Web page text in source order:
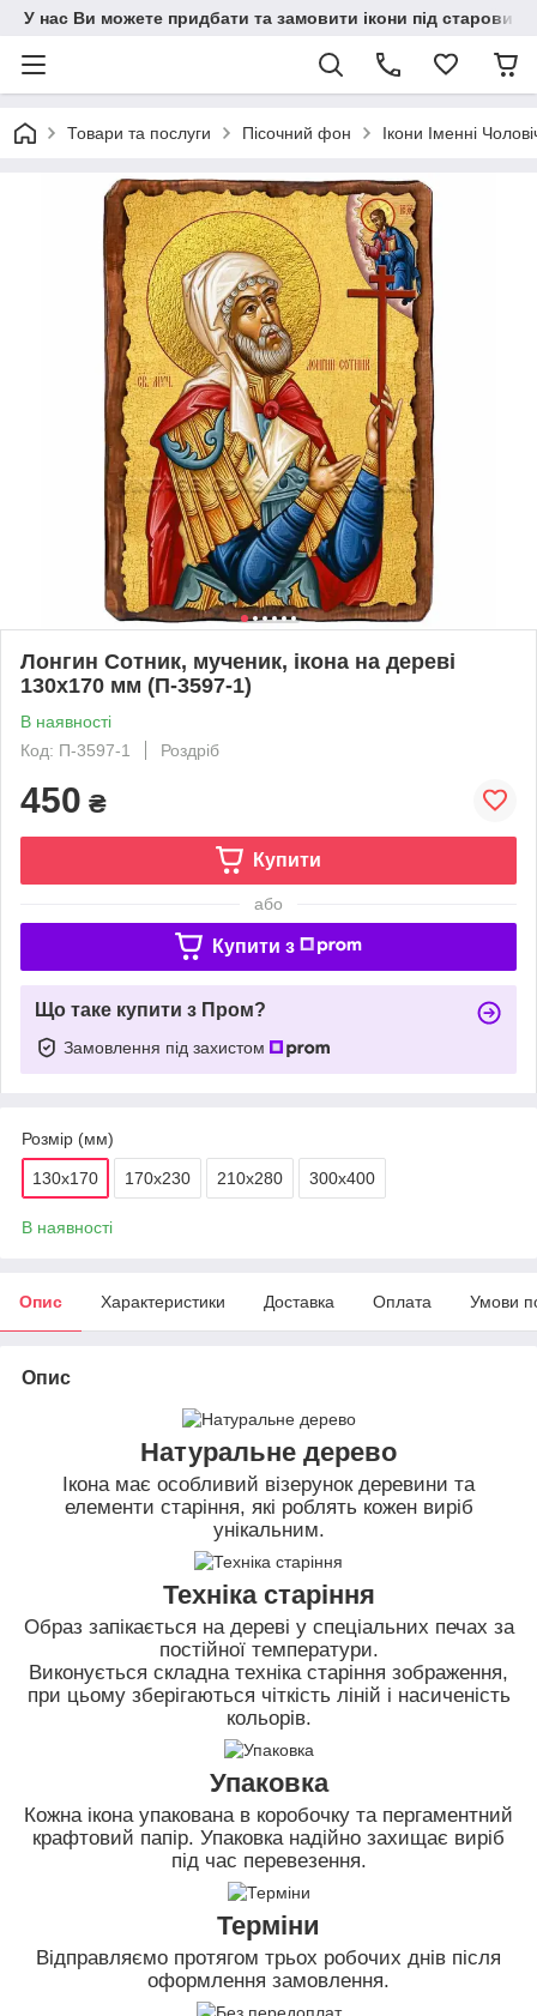
У нас Ви можете придбати та замовити ікони під
Товари та послуги Пісочний фон Ікони Іменні
Лонгин Сотник, мученик, ікона на дереві
130х170 мм (П-3597-1)
В наявності
Код: П-3597-1
Роздріб
450 ₴
Купити
або
Купити з
Що таке купити з Пром?
Замовлення під захистом
Розмір (мм)
130х170 170х230 210х280 300х400
В наявності
Опис Характеристики Доставка Оплата Умови
Опис
Натуральне дерево
Ікона має особливий візерунок деревини та
елементи старіння, які роблять кожен виріб
унікальним.
Техніка старіння
Образ запікається на дереві у спеціальних печах за
постійної температури.
Виконується складна техніка старіння зображення,
при цьому зберігаються чіткість ліній і насиченість
кольорів.
Упаковка
Кожна ікона упакована в коробочку та пергаментний
крафтовий папір. Упаковка надійно захищає виріб
під час перевезення.
Терміни
Відправляємо протягом трьох робочих днів після
оформлення замовлення.